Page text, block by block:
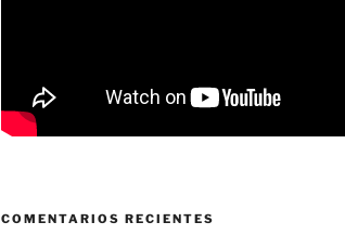
COMENTARIOS RECIENTES